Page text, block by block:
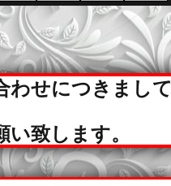
わせにつきまして
致します。